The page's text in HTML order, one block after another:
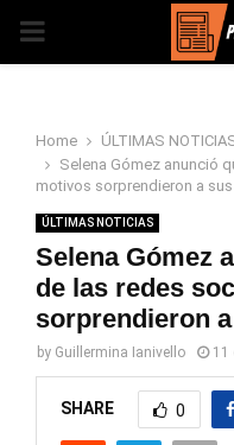
PRIMARY
Home
ÚLTIMAS
Selena Gómez anunció
motivos sorprendieron a
ÚLTIMAS NOTICIAS
Selena Gómez
de las redes
sorprendieron
by Guillermina Ianivello 11
SHARE 0